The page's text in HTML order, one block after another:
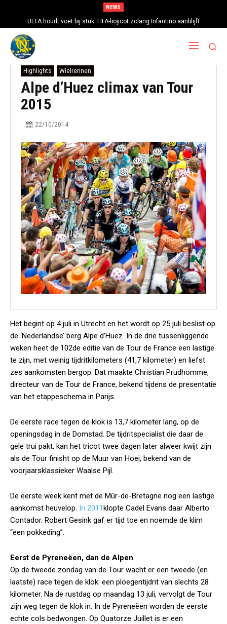
NEWS
UEFA houdt voet bij stuk: FIFA-boycot zolang Infantino aanblijft
Highlights Wielrennen
Alpe d’Huez climax van Tour
2015
22/10/2014
Het begint op 4 juli in Utrecht en het wordt op 25 juli beslist op
de ‘Nederlandse’ berg Alpe d’Huez. In de drie tussenliggende
weken heet de 102de editie van de Tour de France een lastige
te zijn, met weinig tijdritkilometers (41,7 kilometer) en liefst
zes aankomsten bergop. Dat maakte Christian Prudhomme,
directeur van de Tour de France, bekend tijdens de presentatie
van het etappeschema in Parijs.
De eerste race tegen de klok is 13,7 kilometer lang, op de
openingsdag in de Domstad. De tijdritspecialist die daar de
gele trui pakt, kan het tricot twee dagen later alweer kwijt zijn
als de Tour finisht op de Muur van Hoei, bekend van de
voorjaarsklassieker Waalse Pijl.
De eerste week kent met de Mûr-de-Bretagne nog een lastige
aankomst heuvelop. In 2011klopte Cadel Evans daar Alberto
Contador. Robert Gesink gaf er tijd toe en noemde de klim
“een pokkeding”.
Eerst de Pyreneëen, dan de Alpen
Op de tweede zondag van de Tour wacht er een tweede (en
laatste) race tegen de klok: een ploegentijdrit van slechts 28
kilometer. Na de rustdag op maandag 13 juli, vervolgt de Tour
zijn weg tegen de klok in. In de Pyreneëen worden de eerste
echte cols bedwongen. Op Quatorze Juillet is er een